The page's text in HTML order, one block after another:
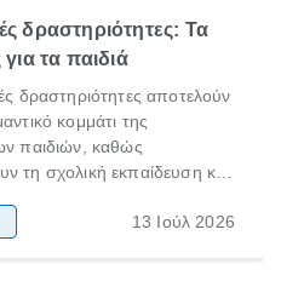
δραστηριότητες: Τα
τα παιδιά
δραστηριότητες αποτελούν
κομμάτι της
παιδιών, καθώς
τη σχολική εκπαίδευση και
της κοινωνικότητας
13 Ιούλ 2026